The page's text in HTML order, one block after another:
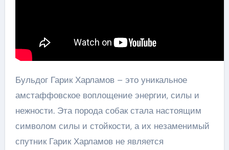
Бульдог Гарик Харламов – это уникальное
амстаффовское воплощение энергии, силы и
нежности. Эта порода собак стала настоящим
символом силы и стойкости, а их незаменимый
спутник Гарик Харламов не является